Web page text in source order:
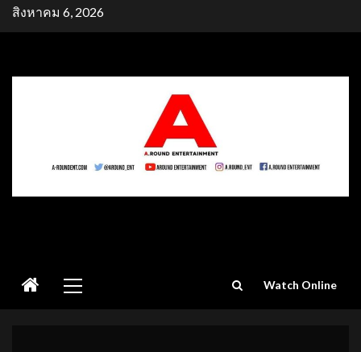
Skipสิงหาคม 6, 2026
Menu
Watch Online